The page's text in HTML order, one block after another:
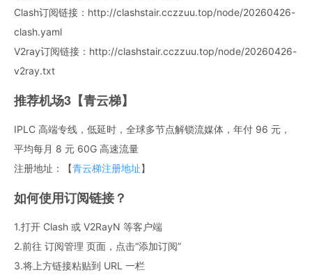
Clash订阅链接：http://clashstair.cczzuu.top/node/20260426-
clash.yaml
V2ray订阅链接：http://clashstair.cczzuu.top/node/20260426-
v2ray.txt
推荐机场3【青云梯】
IPLC 高端专线，低延时，全球多节点解锁流媒体，年付 96 元，
平均每月 8 元 60G 高速流量
注册地址：【青云梯注册地址】
如何使用订阅链接？
1.打开 Clash 或 V2RayN 等客户端
2.前往 订阅管理 页面，点击“添加订阅”
3.将上方链接粘贴到 URL 一栏